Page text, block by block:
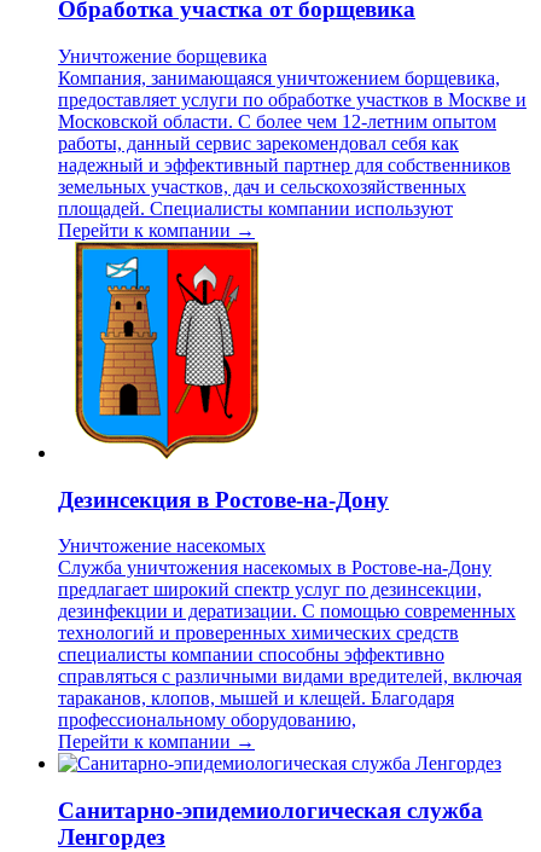
Обработка участка от борщевика
Уничтожение борщевика
Компания, занимающаяся уничтожением борщевика,
предоставляет услуги по обработке участков в Москве и
Московской области. С более чем 12-летним опытом
работы, данный сервис зарекомендовал себя как
надежный и эффективный партнер для собственников
земельных участков, дач и сельскохозяйственных
площадей. Специалисты компании используют
Перейти к компании →
Дезинсекция в Ростове-на-Дону
Уничтожение насекомых
Служба уничтожения насекомых в Ростове-на-Дону
предлагает широкий спектр услуг по дезинсекции,
дезинфекции и дератизации. С помощью современных
технологий и проверенных химических средств
специалисты компании способны эффективно
справляться с различными видами вредителей, включая
тараканов, клопов, мышей и клещей. Благодаря
профессиональному оборудованию,
Перейти к компании →
Санитарно-эпидемиологическая служба
Ленгордез